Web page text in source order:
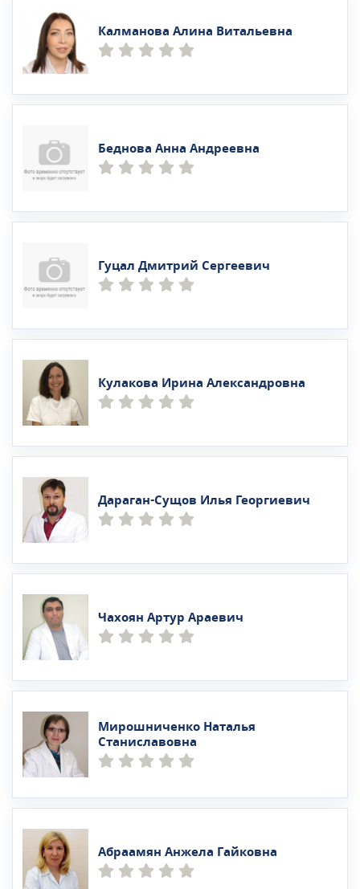
Калманова Алина Витальевна
Беднова Анна Андреевна
Гуцал Дмитрий Сергеевич
Кулакова Ирина Александровна
Дараган-Сущов Илья Георгиевич
Чахоян Артур Араевич
Мирошниченко Наталья
Станиславовна
Абраамян Анжела Гайковна